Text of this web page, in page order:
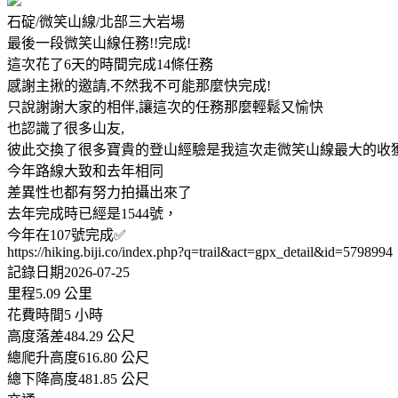
石碇/微笑山線/北部三大岩場
最後一段微笑山線任務!!完成!
這次花了6天的時間完成14條任務
感謝主揪的邀請,不然我不可能那麼快完成!
只說謝謝大家的相伴,讓這次的任務那麼輕鬆又愉快
也認識了很多山友,
彼此交換了很多寶貴的登山經驗是我這次走微笑山線最大的收
今年路線大致和去年相同
差異性也都有努力拍攝出來了
去年完成時已經是1544號，
今年在107號完成✅
https://hiking.biji.co/index.php?q=trail&act=gpx_detail&id=5798994
記錄日期2026-07-25
里程5.09 公里
花費時間5 小時
高度落差484.29 公尺
總爬升高度616.80 公尺
總下降高度481.85 公尺